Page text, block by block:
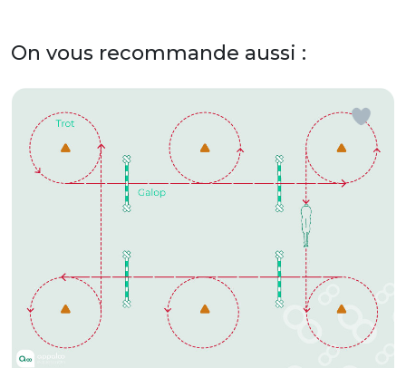
On vous recommande aussi :